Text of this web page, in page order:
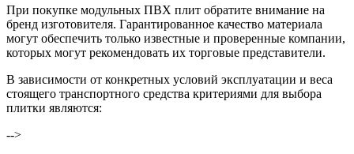
При покупке модульных ПВХ плит обратите внимание на
бренд изготовителя. Гарантированное качество материала
могут обеспечить только известные и проверенные компании,
которых могут рекомендовать их торговые представители.
В зависимости от конкретных условий эксплуатации и веса
стоящего транспортного средства критериями для выбора
плитки являются:
-->